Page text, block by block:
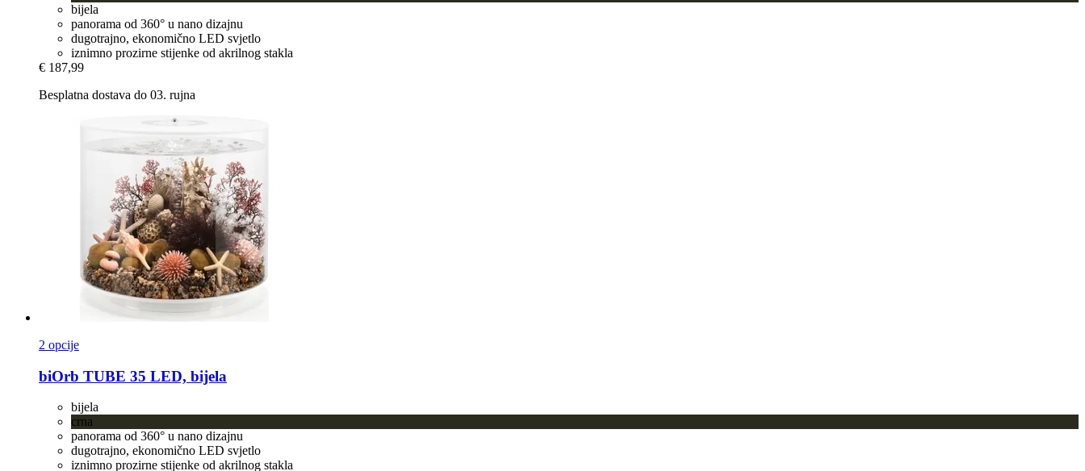
bijela
panorama od 360° u nano dizajnu
dugotrajno, ekonomično LED svjetlo
iznimno prozirne stijenke od akrilnog stakla
€ 187,99
Besplatna dostava do 03. rujna
2 opcije
biOrb TUBE 35 LED, bijela
bijela
crna
panorama od 360° u nano dizajnu
dugotrajno, ekonomično LED svjetlo
iznimno prozirne stijenke od akrilnog stakla